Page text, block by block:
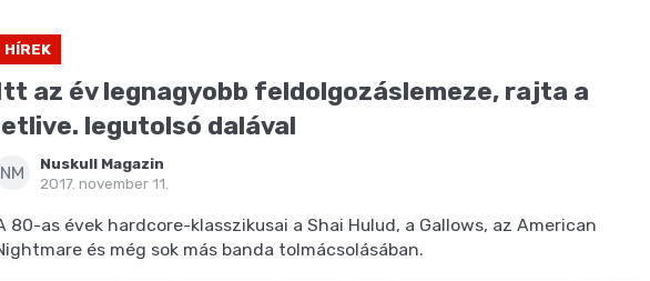
HÍREK
az év legnagyobb feldolgozáslemeze, rajta a
legutolsó dalával
NM
Nuskull Magazin
2017. november 11.
80-as évek hardcore-klasszikusai a Shai Hulud, a Gallows, az American
és még sok más banda tolmácsolásában.